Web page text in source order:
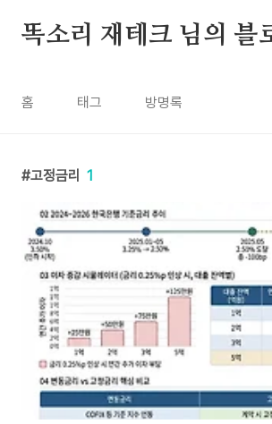
똑소리 재테크 님의 블
홈 태그 방명록
고정금리 1